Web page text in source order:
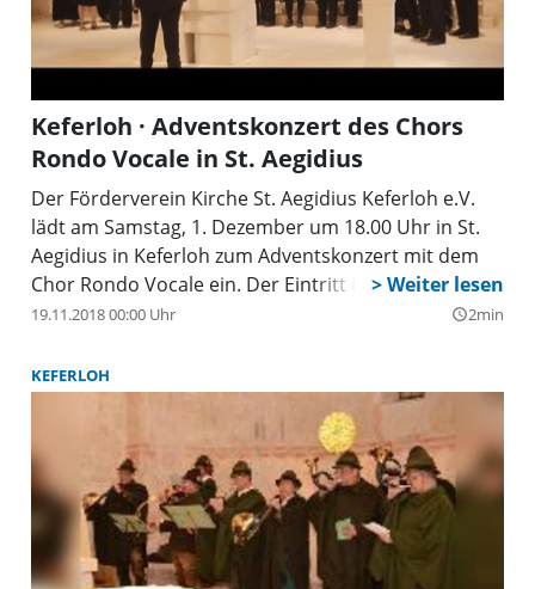
Keferloh · Adventskonzert des Chors
Rondo Vocale in St. Aegidius
Der Förderverein Kirche St. Aegidius Keferloh e.V.
lädt am Samstag, 1. Dezember um 18.00 Uhr in St.
Aegidius in Keferloh zum Adventskonzert mit dem
Chor Rondo Vocale ein. Der Eintritt ist frei.
19.11.2018 00:00 Uhr query_builder2min
KEFERLOH